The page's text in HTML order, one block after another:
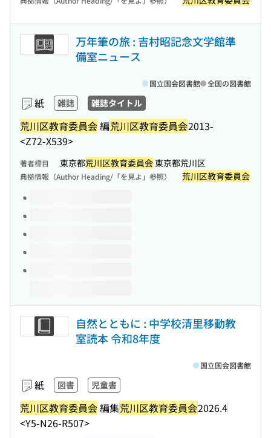
万年筆の旅 : 吉村昭記念文学館準
備室ニュース
紙 雑誌 雑誌タイトル
荒川区教育委員会編荒川区教育委員会2013-
<Z72-X539>
国立国会図書館 全国の図書館
著者標目 東京都荒川区教育委員会 東京都荒川区
典拠情報（Author Heading/「を見よ」参照） 荒川区教育委員会
このタイトルの巻号
自然とともに : 中学校清里移動教
室読本 令和8年度
紙 図書 児童書
荒川区教育委員会編集荒川区教育委員会2026.4
<Y5-N26-R507>
国立国会図書館